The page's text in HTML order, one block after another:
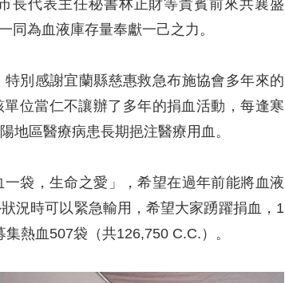
長代表主任秘書林正財等貴賓前來共襄盛
同為血液庫存量奉獻一己之力。
感謝宜蘭縣慈惠救急布施協會多年來的
位當仁不讓辦了多年的捐血活動，每逢寒
地區醫療病患長期挹注醫療用血。
，生命之愛」，希望在過年前能將血液
況時可以緊急輸用，希望大家踴躍捐血，1
熱血507袋（共126,750 C.C.）。